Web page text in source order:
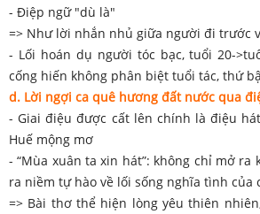
- Điệp ngữ "dù là"
=> Như lời nhắn nhủ giữa người đi trước
- Lối hoán dụ người tóc bạc, tuổi 20-
cống hiến không phân biệt tuổi tác, thứ
d. Lời ngợi ca quê hương đất nước qua
- Giai điệu được cất lên chính là điệu
Huế mộng mơ
- “Mùa xuân ta xin hát”: không chỉ mở ra
ra niềm tự hào về lối sống nghĩa tình của
=> Bài thơ thể hiện lòng yêu thiên